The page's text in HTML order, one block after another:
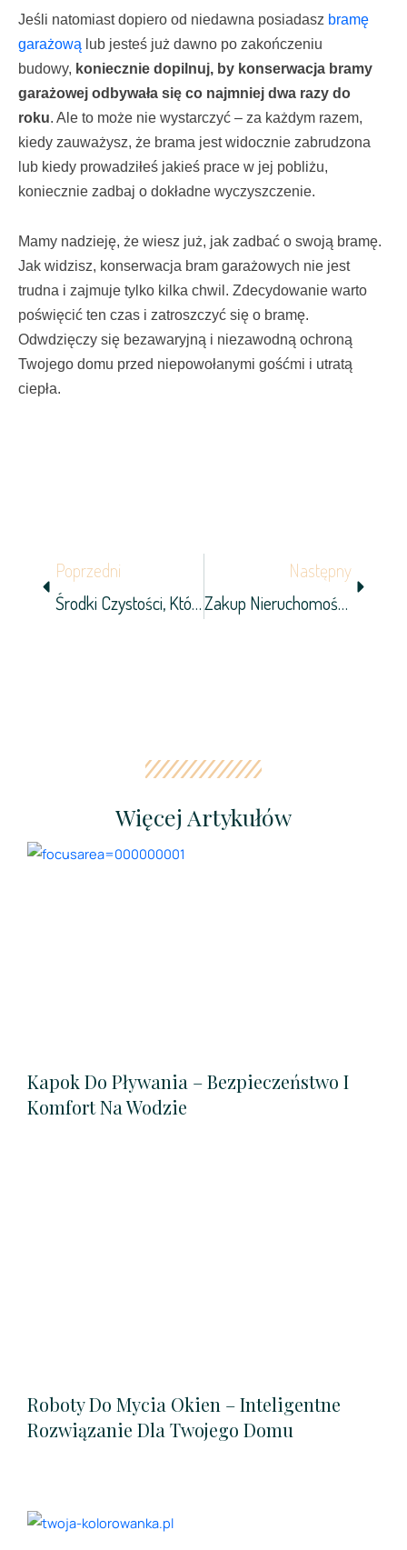
Jeśli natomiast dopiero od niedawna posiadasz bramę
garażową lub jesteś już dawno po zakończeniu
budowy, koniecznie dopilnuj, by konserwacja bramy
garażowej odbywała się co najmniej dwa razy do
roku. Ale to może nie wystarczyć – za każdym razem,
kiedy zauważysz, że brama jest widocznie zabrudzona
lub kiedy prowadziłeś jakieś prace w jej pobliżu,
koniecznie zadbaj o dokładne wyczyszczenie.
Mamy nadzieję, że wiesz już, jak zadbać o swoją bramę.
Jak widzisz, konserwacja bram garażowych nie jest
trudna i zajmuje tylko kilka chwil. Zdecydowanie warto
poświęcić ten czas i zatroszczyć się o bramę.
Odwdzięczy się bezawaryjną i niezawodną ochroną
Twojego domu przed niepowołanymi gośćmi i utratą
ciepła.
Poprzedni
Środki Czystości, Które Powinny Znaleźć Się W Każdej Łazience
Następny
Zakup Nieruchomości Na Cyprze Krok Po Kroku
Więcej Artykułów
Kapok Do Pływania – Bezpieczeństwo I
Komfort Na Wodzie
Roboty Do Mycia Okien – Inteligentne
Rozwiązanie Dla Twojego Domu